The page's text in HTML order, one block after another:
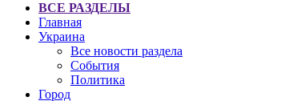
ВСЕ РАЗДЕЛЫ
Главная
Украина
Все новости раздела
События
Политика
Город